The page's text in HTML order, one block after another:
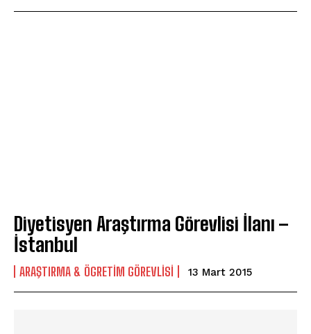
Diyetisyen Araştırma Görevlisi İlanı –
İstanbul
ARAŞTIRMA & ÖGRETIM GÖREVLISI 13 Mart 2015